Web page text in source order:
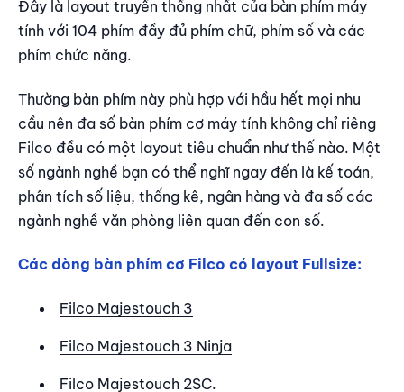
Đây là layout truyền thống nhất của bàn phím máy
tính với 104 phím đầy đủ phím chữ, phím số và các
phím chức năng.
Thường bàn phím này phù hợp với hầu hết mọi nhu
cầu nên đa số bàn phím cơ máy tính không chỉ riêng
Filco đều có một layout tiêu chuẩn như thế nào. Một
số ngành nghề bạn có thể nghĩ ngay đến là kế toán,
phân tích số liệu, thống kê, ngân hàng và đa số các
ngành nghề văn phòng liên quan đến con số.
Các dòng bàn phím cơ Filco có layout Fullsize:
Filco Majestouch 3
Filco Majestouch 3 Ninja
Filco Majestouch 2SC.